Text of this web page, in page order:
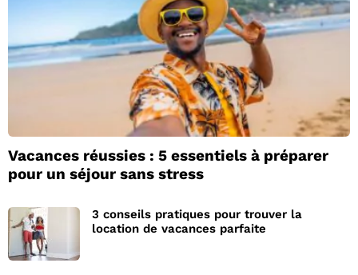
Vacances réussies : 5 essentiels à préparer
pour un séjour sans stress
3 conseils pratiques pour trouver la
location de vacances parfaite